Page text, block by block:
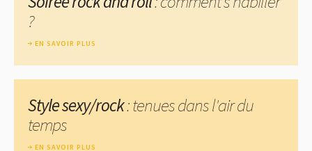
?
EN SAVOIR PLUS
Style sexy/rock: tenues dans l'air du
temps
EN SAVOIR PLUS